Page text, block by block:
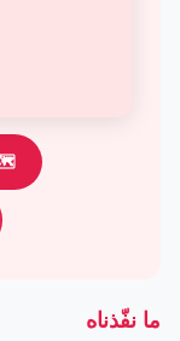
🗺️
ما نفّذناه